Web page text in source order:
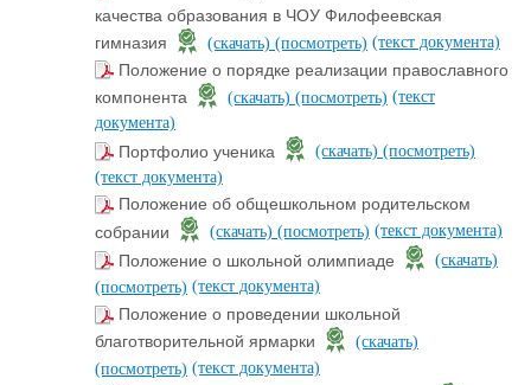
качества образования в ЧОУ Филофеевская
гимназия
(скачать) (посмотреть) (текст документа)
Положение о порядке реализации православного
компонента
(скачать) (посмотреть) (текст
документа)
Портфолио ученика (скачать) (посмотреть)
(текст документа)
Положение об общешкольном родительском
собрании
(скачать) (посмотреть) (текст документа)
Положение о школьной олимпиаде
(скачать)
(посмотреть) (текст документа)
Положение о проведении школьной
благотворительной ярмарки
(скачать)
(посмотреть) (текст документа)